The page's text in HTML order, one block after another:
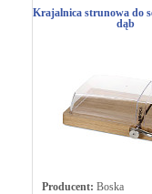
Krajalnica strunowa do
dąb
Producent: Boska